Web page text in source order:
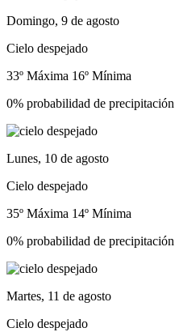
Domingo, 9 de agosto
Cielo despejado
33º Máxima 16º Mínima
0% probabilidad de precipitación
Lunes, 10 de agosto
Cielo despejado
35º Máxima 14º Mínima
0% probabilidad de precipitación
Martes, 11 de agosto
Cielo despejado